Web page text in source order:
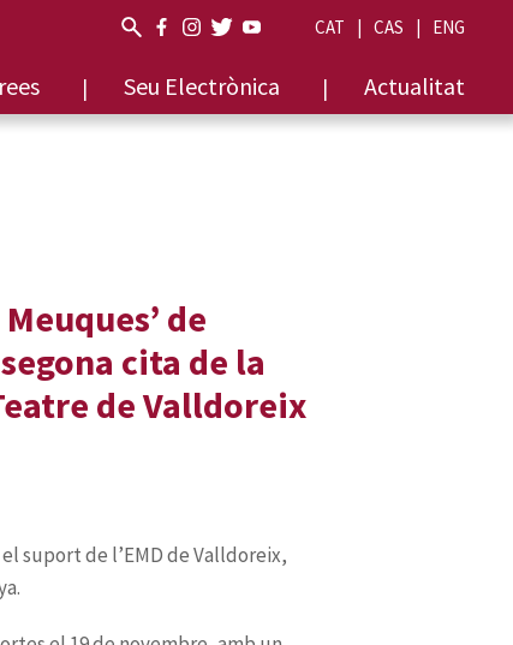
CAT CAS ENG
Seu Electrònica Actualitat
de
cita de la
de Valldoreix